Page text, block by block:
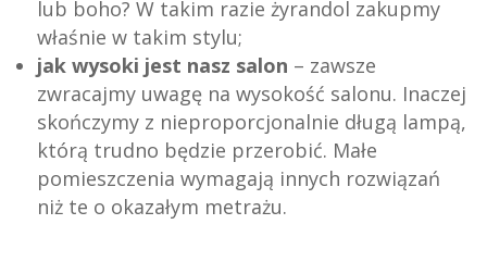
lub boho? W takim razie żyrandol zakupmy
właśnie w takim stylu;
jak wysoki jest nasz salon – zawsze
zwracajmy uwagę na wysokość salonu. Inaczej
skończymy z nieproporcjonalnie długą lampą,
którą trudno będzie przerobić. Małe
pomieszczenia wymagają innych rozwiązań
niż te o okazałym metrażu.